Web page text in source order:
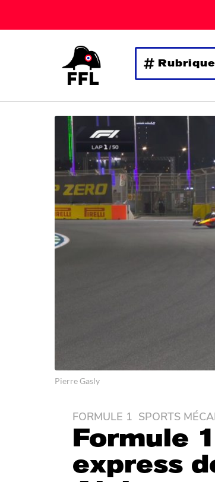
Pierre Gasly
1
a
n
a
g
FORMULE 1 ,SPORTS
Formule
express